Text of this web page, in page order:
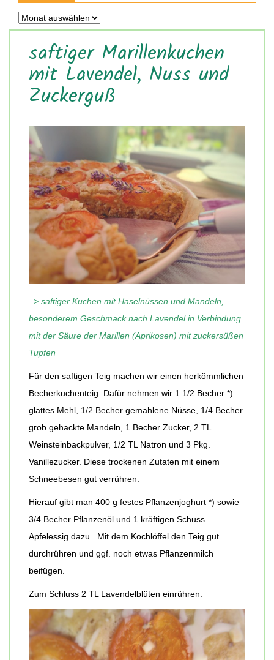
Archiv
saftiger Marillenkuchen
mit Lavendel, Nuss und
Zuckerguß
–> saftiger Kuchen mit Haselnüssen und Mandeln,
besonderem Geschmack nach Lavendel in Verbindung
mit der Säure der Marillen (Aprikosen) mit zuckersüßen
Tupfen
Für den saftigen Teig machen wir einen herkömmlichen
Becherkuchenteig. Dafür nehmen wir 1 1/2 Becher *)
glattes Mehl, 1/2 Becher gemahlene Nüsse, 1/4 Becher
grob gehackte Mandeln, 1 Becher Zucker, 2 TL
Weinsteinbackpulver, 1/2 TL Natron und 3 Pkg.
Vanillezucker. Diese trockenen Zutaten mit einem
Schneebesen gut verrühren.
Hierauf gibt man 400 g festes Pflanzenjoghurt *) sowie
3/4 Becher Pflanzenöl und 1 kräftigen Schuss
Apfelessig dazu. Mit dem Kochlöffel den Teig gut
durchrühren und ggf. noch etwas Pflanzenmilch
beifügen.
Zum Schluss 2 TL Lavendelblüten einrühren.